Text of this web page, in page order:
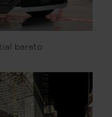
barato